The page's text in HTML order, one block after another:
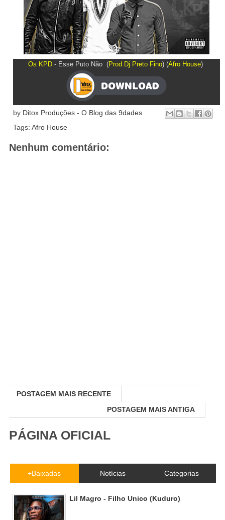
Os KPD - Esse Puto Não (Prod.Dj Preto Fino) (Afro House)
by Ditox Produções - O Blog das 9dades
Tags: Afro House
Nenhum comentário:
POSTAGEM MAIS RECENTE
POSTAGEM MAIS ANTIGA
PÁGINA OFICIAL
+Baixadas Notícias Categorias
Lil Magro - Filho Unico (Kuduro)